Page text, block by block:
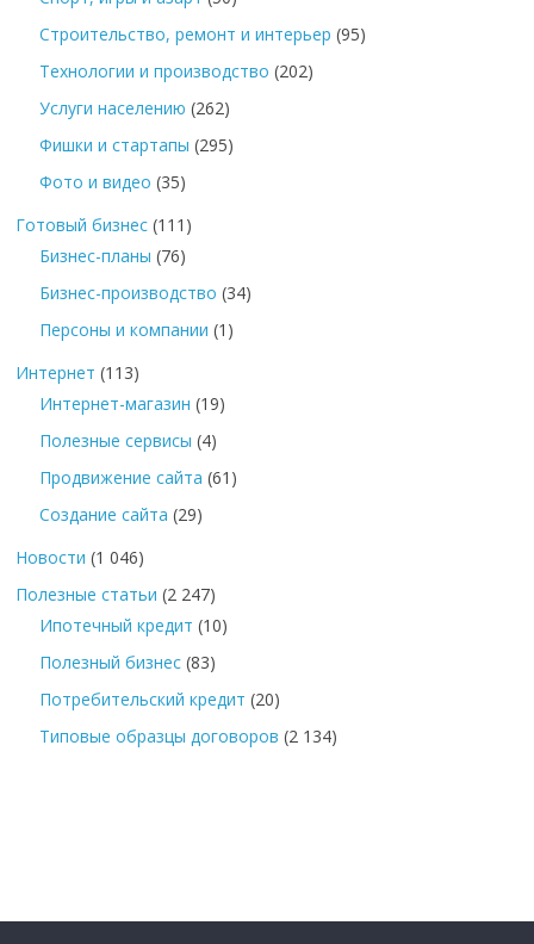
Строительство, ремонт и интерьер (95)
Технологии и производство (202)
Услуги населению (262)
Фишки и стартапы (295)
Фото и видео (35)
Готовый бизнес (111)
Бизнес-планы (76)
Бизнес-производство (34)
Персоны и компании (1)
Интернет (113)
Интернет-магазин (19)
Полезные сервисы (4)
Продвижение сайта (61)
Создание сайта (29)
Новости (1 046)
Полезные статьи (2 247)
Ипотечный кредит (10)
Полезный бизнес (83)
Потребительский кредит (20)
Типовые образцы договоров (2 134)